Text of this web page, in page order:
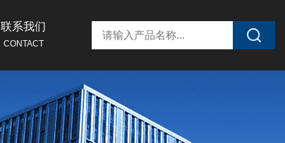
联系我们
CONTACT